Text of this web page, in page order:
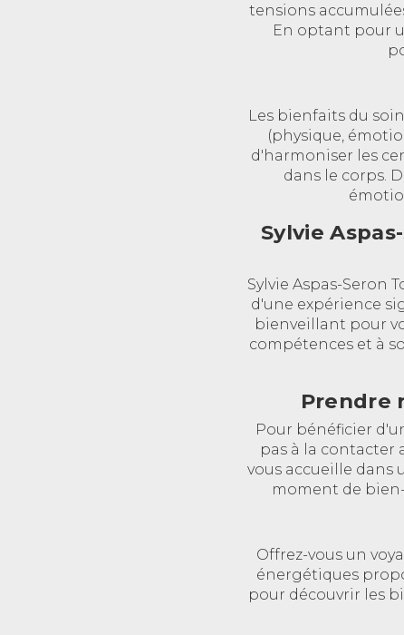
tensions
En optant pour
Les bienfaits du
(physique,
d'harmoniser les
dans le corps.
Sylvie
Sylvie Aspas-Seron
d'une expérience
bienveillant pour
compétences et à
Prendre
Pour bénéficier
pas à la contacter
vous accueille dans
moment de
Offrez-vous un
énergétiques
pour découvrir les